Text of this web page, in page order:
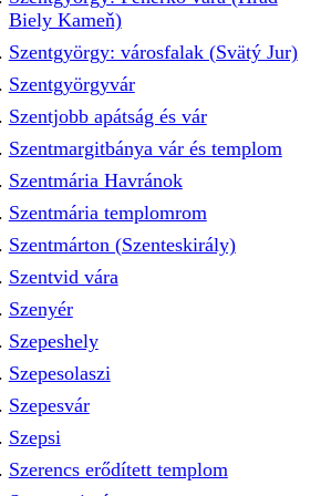
Biely Kameň)
Szentgyörgy: városfalak (Svätý Jur)
Szentgyörgyvár
Szentjobb apátság és vár
Szentmargitbánya vár és templom
Szentmária Havránok
Szentmária templomrom
Szentmárton (Szenteskirály)
Szentvid vára
Szenyér
Szepeshely
Szepesolaszi
Szepesvár
Szepsi
Szerencs erődített templom